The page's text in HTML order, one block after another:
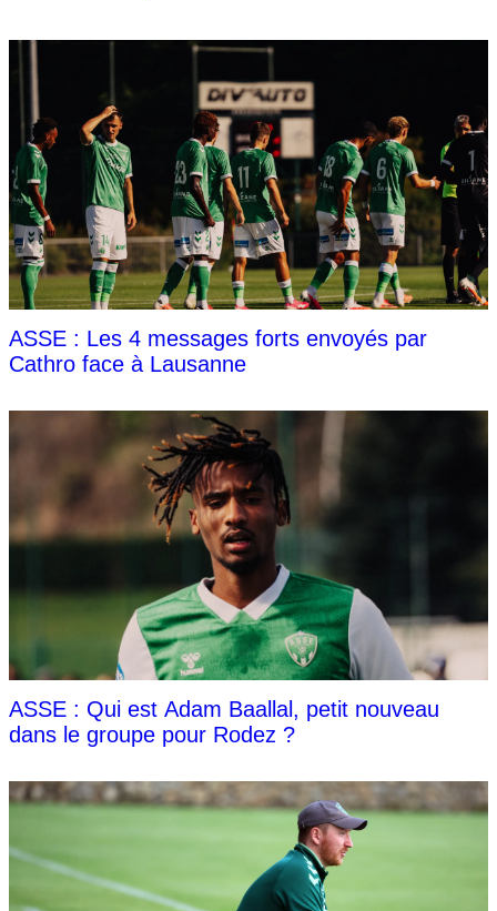
ASSE : Les 4 messages forts envoyés par
Cathro face à Lausanne
ASSE : Qui est Adam Baallal, petit nouveau
dans le groupe pour Rodez ?